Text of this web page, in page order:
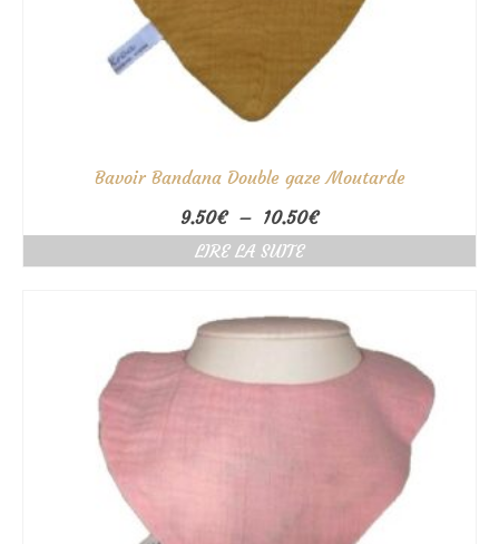
Bavoir Bandana Double gaze Moutarde
9.50€ – 10.50€Plage
de
10.50€
LIRE LA SUITE